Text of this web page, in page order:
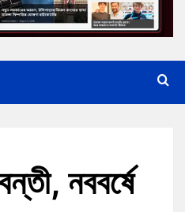
নববর্ষে